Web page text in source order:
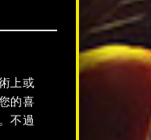
上或
的喜
不過